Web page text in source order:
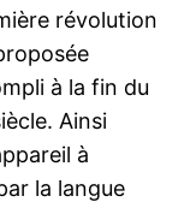
révolution
à la fin du
Ainsi
à
la langue